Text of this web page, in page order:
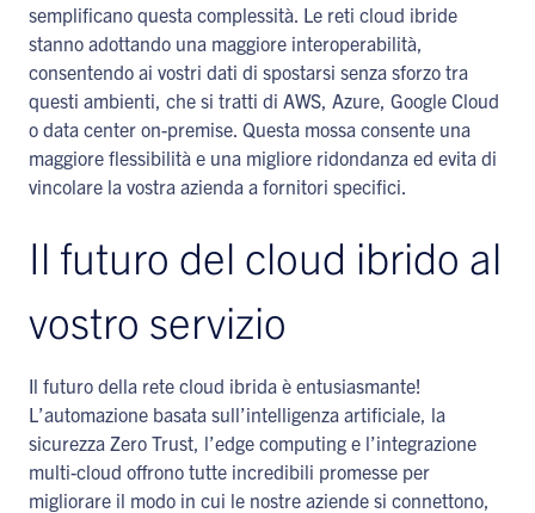
semplificano questa complessità. Le reti cloud ibride
stanno adottando una maggiore interoperabilità,
consentendo ai vostri dati di spostarsi senza sforzo tra
questi ambienti, che si tratti di AWS, Azure, Google Cloud
o data center on-premise. Questa mossa consente una
maggiore flessibilità e una migliore ridondanza ed evita di
vincolare la vostra azienda a fornitori specifici.
Il futuro del cloud ibrido al
vostro servizio
Il futuro della rete cloud ibrida è entusiasmante!
L’automazione basata sull’intelligenza artificiale, la
sicurezza Zero Trust, l’edge computing e l’integrazione
multi-cloud offrono tutte incredibili promesse per
migliorare il modo in cui le nostre aziende si connettono,